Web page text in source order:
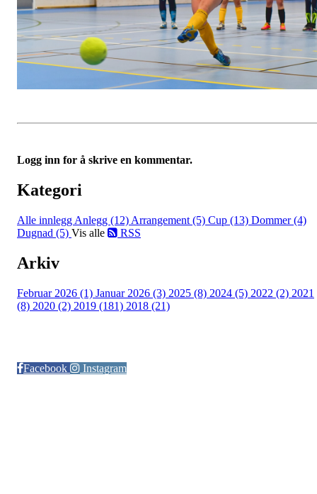
Logg inn for å skrive en kommentar.
Kategori
Alle innlegg Anlegg (12) Arrangement (5) Cup (13) Dommer (4)
Dugnad (5) Vis alle RSS
Arkiv
Februar 2026 (1) Januar 2026 (3) 2025 (8) 2024 (5) 2022 (2) 2021
(8) 2020 (2) 2019 (181) 2018 (21)
Facebook
Instagram